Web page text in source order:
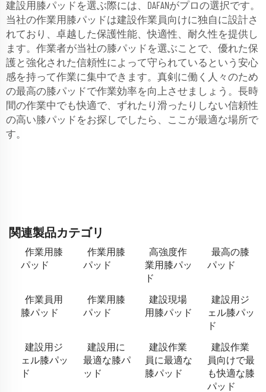
建設用膝パッドを選ぶ際には、DAFANがプロの選択です。
当社の作業用膝パッドは建設作業員向けに独自に設計さ
れており、卓越した保護性能、快適性、耐久性を提供し
ます。作業者が当社の膝パッドを選ぶことで、優れた保
護と強化された信頼性によって守られているという安心
感を持って作業に集中できます。真剣に働く人々のため
の最高の膝パッドで作業効率を向上させましょう。長時
間の作業中でも快適で、ずれたり滑ったりしない信頼性
の高い膝パッドをお探しでしたら、ここが最適な場所で
す。
関連製品カテゴリ
作業用膝
パッド
作業用膝
パッド
高強度作
業用膝パッ
ド
最高の膝
パッド
作業員用
膝パッド
作業用膝
パッド
建設現場
用膝パッド
建設用ジ
ェル膝パッ
ド
建設用ジ
ェル膝パッ
ド
建設用に
最適な膝パ
ッド
建設作業
員に最適な
膝パッド
建設作業
員向けで最
も快適な膝
パッド